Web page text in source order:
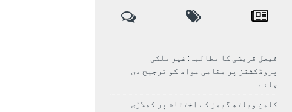
فیصل قریشی کا مطالبہ: غیر ملکی
پروڈکشنز پر مقامی مواد کو ترجیح دی
جائے
کامن ویلتھ گیمز کے اختتام پر کھلاڑی